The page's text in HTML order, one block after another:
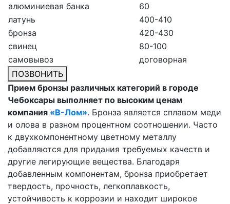
алюминиевая банка
60
латунь
400-410
бронза
420-430
свинец
80-100
самовывоз
договорная
ПОЗВОНИТЬ
Прием бронзы различных категорий в городе
Чебоксары выполняет по высоким ценам
компания «В-Лом». Бронза является сплавом меди
и олова в разном процентном соотношении. Часто
к двухкомпонентному цветному металлу
добавляются для придания требуемых качеств и
другие легирующие вещества. Благодаря
добавленным компонентам, бронза приобретает
твердость, прочность, легкоплавкость,
устойчивость к коррозии и находит широкое